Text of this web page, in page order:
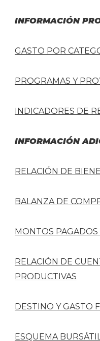
INFORMACIÓN
GASTO POR
PROGRAMAS Y
INDICADORES DE
INFORMACIÓN
RELACIÓN DE
BALANZA DE
MONTOS PAGADOS
RELACIÓN DE
PRODUCTIVAS
DESTINO Y GASTO
ESQUEMA BURSÁTIL